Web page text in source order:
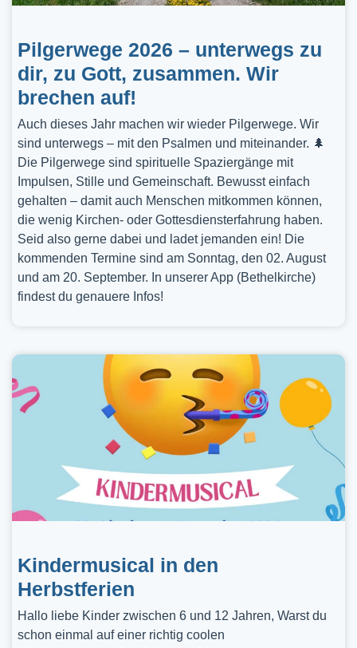
Pilgerwege 2026 – unterwegs zu
dir, zu Gott, zusammen. Wir
brechen auf!
Auch dieses Jahr machen wir wieder Pilgerwege. Wir
sind unterwegs – mit den Psalmen und miteinander. 🌲
Die Pilgerwege sind spirituelle Spaziergänge mit
Impulsen, Stille und Gemeinschaft. Bewusst einfach
gehalten – damit auch Menschen mitkommen können,
die wenig Kirchen- oder Gottesdiensterfahrung haben.
Seid also gerne dabei und ladet jemanden ein! Die
kommenden Termine sind am Sonntag, den 02. August
und am 20. September. In unserer App (Bethelkirche)
findest du genauere Infos!
Kindermusical in den
Herbstferien
Hallo liebe Kinder zwischen 6 und 12 Jahren, Warst du
schon einmal auf einer richtig coolen